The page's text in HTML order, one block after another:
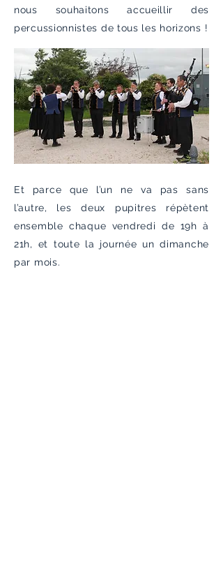
nous souhaitons accueillir des
percussionnistes de tous les horizons !
Et parce que l’un ne va pas sans
l’autre, les deux pupitres répètent
ensemble chaque vendredi de 19h à
21h, et toute la journée un dimanche
par mois.